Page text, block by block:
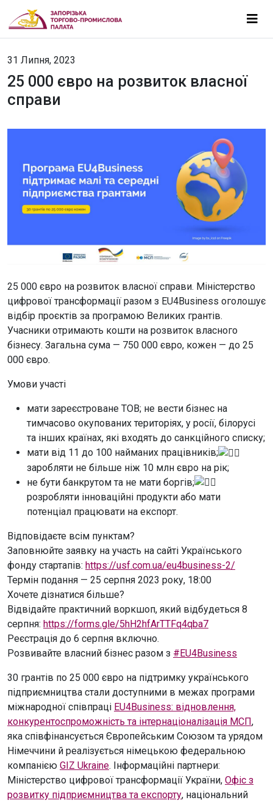
31 Липня, 2023
25 000 євро на розвиток власної
справи
25 000 євро на розвиток власної справи. Міністерство
цифрової трансформації разом з EU4Business оголошує
відбір проєктів за програмою Великих грантів.
Учасники отримають кошти на розвиток власного
бізнесу. Загальна сума — 750 000 євро, кожен — до 25
000 євро.
Умови участі
мати зареєстроване ТОВ; не вести бізнес на
тимчасово окупованих територіях, у росії, білорусі
та інших країнах, які входять до санкційного списку;
мати від 11 до 100 найманих працівників;
заробляти не більше ніж 10 млн євро на рік;
не бути банкрутом та не мати боргів;
розробляти інноваційні продукти або мати
потенціал працювати на експорт.
Відповідаєте всім пунктам?
Заповнюйте заявку на участь на сайті Українського
фонду стартапів: https://usf.com.ua/eu4business-2/
Термін подання — 25 серпня 2023 року, 18:00
Хочете дізнатися більше?
Відвідайте практичний воркшоп, який відбудеться 8
серпня: https://forms.gle/5hH2hfArTTFq4qba7
Реєстрація до 6 серпня включно.
Розвивайте власний бізнес разом з #EU4Business
30 грантів по 25 000 євро на підтримку українського
підприємництва стали доступними в межах програми
міжнародної співпраці EU4Business: відновлення,
конкурентоспроможність та інтернаціоналізація МСП,
яка співфінансується Європейським Союзом та урядом
Німеччини й реалізується німецькою федеральною
компанією GIZ Ukraine. Інформаційні партнери:
Міністерство цифрової трансформації України, Офіс з
розвитку підприємництва та експорту, національний